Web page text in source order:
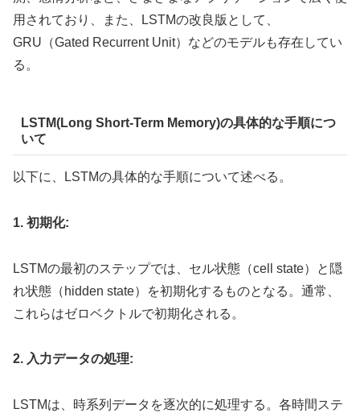
用されており、また、LSTMの改良版として、
GRU（Gated Recurrent Unit）などのモデルも存在してい
る。
LSTM(Long Short-Term Memory)の具体的な手順につ
いて
以下に、LSTMの具体的な手順について述べる。
1. 初期化:
LSTMの最初のステップでは、セル状態（cell state）と隠
れ状態（hidden state）を初期化するものとなる。通常、
これらはゼロベクトルで初期化される。
2. 入力データの処理:
LSTMは、時系列データを逐次的に処理する。各時間ステ